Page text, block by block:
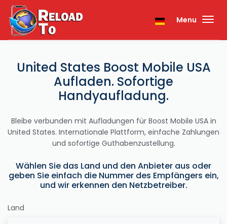
Menu
United States Boost Mobile USA
Aufladen. Sofortige
Handyaufladung.
Bleibe verbunden mit Aufladungen für Boost Mobile USA in
United States. Internationale Plattform, einfache Zahlungen
und sofortige Guthabenzustellung.
Wählen Sie das Land und den Anbieter aus oder
geben Sie einfach die Nummer des Empfängers ein,
und wir erkennen den Netzbetreiber.
Land